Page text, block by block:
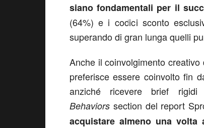
siano fondamentali per il
(64%) e i codici sconto
superando di gran lunga quelli
Anche il coinvolgimento
preferisce essere coinvolto fin
anziché ricevere brief
Behaviors section del report
acquistare almeno una